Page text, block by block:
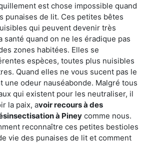
est chose impossible quand
punaises de lit. Ces petites bêtes
qui peuvent devenir très
santé quand on ne les éradique pas
zones habitées. Elles se
espèces, toutes plus nuisibles
Quand elles ne vous sucent pas le
une odeur nauséabonde. Malgré tous
qui existent pour les neutraliser, il
la paix, avoir recours à des
à Piney comme nous.
reconnaître ces petites bestioles
vie des punaises de lit et comment